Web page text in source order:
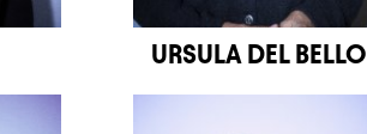
URSULA DEL BELLO